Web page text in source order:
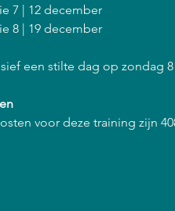
7 | 12 december
8 | 19 december
een stilte dag op zondag
voor deze training zijn